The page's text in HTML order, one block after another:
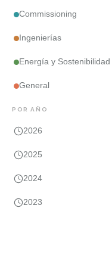
Commissioning
Ingenierías
Energía y Sostenibilidad
General
POR AÑO
2026
2025
2024
2023